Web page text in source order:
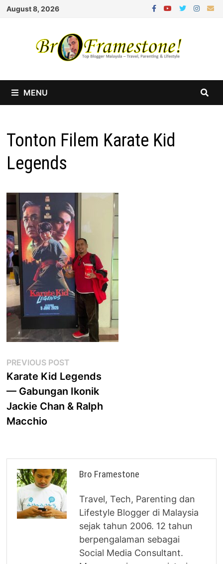
Skip
August 8, 2026
MENU
Tonton Filem Karate Kid
Legends
Post
navigation
PREVIOUS POST
post:
Karate Kid Legends
— Gabungan Ikonik
Jackie Chan & Ralph
Macchio
Bro Framestone
Travel, Tech, Parenting dan
Lifestyle Blogger di Malaysia
sejak tahun 2006. 12 tahun
berpengalaman sebagai
Social Media Consultant.